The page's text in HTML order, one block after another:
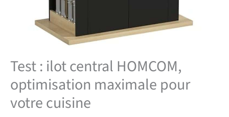
Test : ilot central HOMCOM,
optimisation maximale pour
votre cuisine